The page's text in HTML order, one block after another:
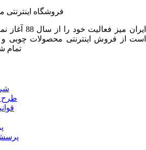
فروشگاه اینترنتی
ایران میز
است از فروش اینترنتی محصولات چوبی و
تمام
طرح